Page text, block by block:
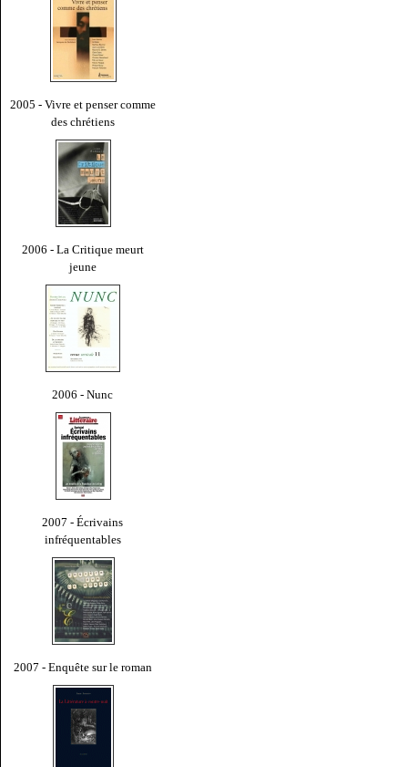
2005 - Vivre et penser comme
des chrétiens
2006 - La Critique meurt
jeune
2006 - Nunc
2007 - Écrivains
infréquentables
2007 - Enquête sur le roman